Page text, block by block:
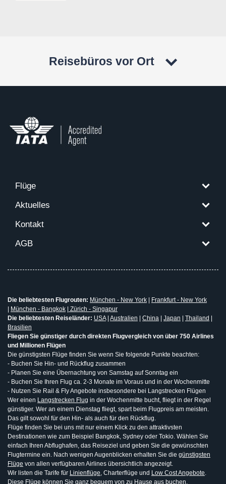
Reisebüros vor Ort
Flüge
Aktuelles
Kontakt
AGB
Die beliebtesten Flugrouten: München - New York
Frankfurt - New York
München - Bangkok
Zürich - Singapur
Die beliebtesten Reiseländer: USA| Australien China Japan Thailand
Brasilien
Fliegen Sie günstiger durch direkten Flugvergleich von über 750 Airlines
und Millionen Flügen
Die günstigsten Flüge finden Sie wenn Sie folgende Punkte beachten:
- Buchen Sie Hin- und Rückflug zusammen
- Planen Sie eine Übernachtung von Samstag auf Sonntag ein
- Buchen Sie Ihren Flug ca. 2-3 Monate im Voraus und in der Wochenmitte
- Nutzen Sie Rail & Fly Angebote insbesondere bei Langstrecken Flügen
Wer einen Langstrecken Flug in der Wochenmitte bucht, fliegt in der Regel
günstiger. Wer an einem Dienstag fliegt, spart beim Flugpreis am meisten.
Das gilt sowohl für den Hin- als auch für den Rückflug.
Flüge finden Sie bei uns mit nur einem Klick zu den attraktivsten
Destinationen wie zum Beispiel Bangkok, Sydney oder Tokio. Wählen Sie
einfach Ihren Abflughafen, das Reiseziel und geben Sie die gewünschten
Flugtermine ein. Nach wenigen Augenblicken erhalten Sie die günstigsten
Flüge von allen verfügbaren Airlines übersichtlich angezeigt.
Wir listen die Tarife für Linienflüge, Charterflüge und Low Cost Angebote.
Diese Flüge können Sie ganz bequem von zu Hause aus buchen.